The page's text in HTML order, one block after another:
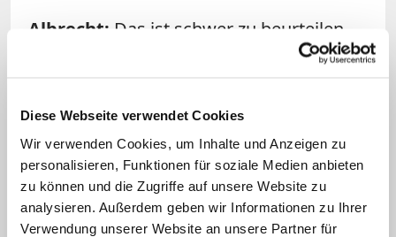
Diese Webseite verwendet Cookies
Wir verwenden Cookies, um Inhalte und Anzeigen zu
personalisieren, Funktionen für soziale Medien anbieten
zu können und die Zugriffe auf unsere Website zu
analysieren. Außerdem geben wir Informationen zu Ihrer
Verwendung unserer Website an unsere Partner für
Albrecht: Das ist schwer zu beurteilen.
Ich kann mir vorstellen, dass sie in dem
erfolgreich sind. Ich weiß aber auch, dass
die Verantwortlichen für die
Flüchtlingsheime sehr darauf geeicht
sind, Menschen zu beobachten, die
vorgeben, sich selbstlos um Flüchtlinge